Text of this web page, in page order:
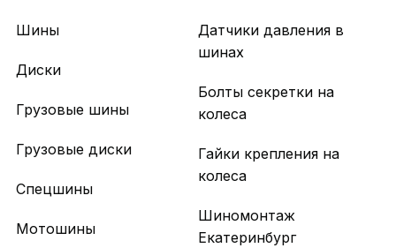
Шины
Диски
Грузовые шины
Грузовые диски
Спецшины
Мотошины
Датчики давления в
шинах
Болты секретки на
колеса
Гайки крепления на
колеса
Шиномонтаж
Екатеринбург